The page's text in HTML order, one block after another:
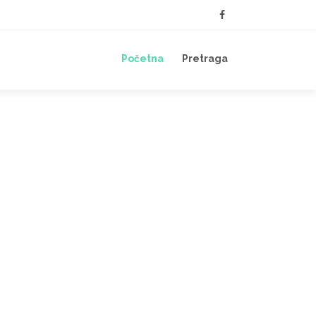
Početna Pretraga